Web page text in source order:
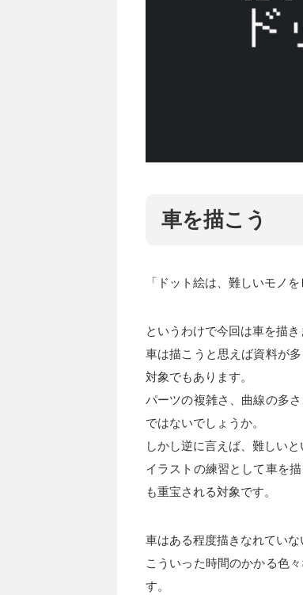
車を描こう
「ドット絵は、難しいモノ
というわけで今回は車を描き
車は描こうと思えば資料が
対象でもあります。
パーツの複雑さ、曲線の多
ではないでしょうか。
しかし逆に言えば、難しい
イラストの練習として車を
も重宝される対象です。
車はある程度描きなれてい
こういった時間のかかる色
す。